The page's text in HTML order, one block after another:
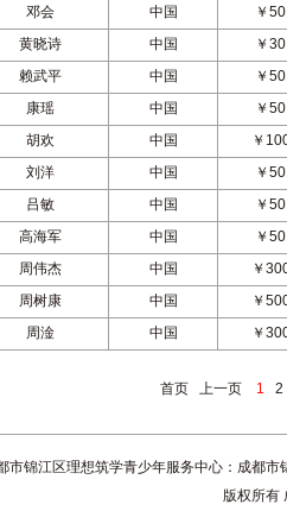
邓会 中国 ￥
黄晓诗 中国 ￥
赖武平 中国 ￥
康瑶 中国 ￥
胡欢 中国 ￥
刘洋 中国 ￥
吕敏 中国 ￥
高海军 中国 ￥
周伟杰 中国 ￥
周树康 中国 ￥
周淦 中国 ￥
首页 上一页 1 2
市锦江区理想筑学青少年服务中心：成都
版权所有